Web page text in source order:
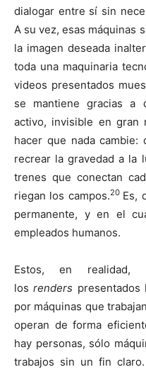
dialogar entre sí sin
A su vez, esas máquinas
la imagen deseada
toda una maquinaria
videos presentados
se mantiene gracias a
activo, invisible en gran
hacer que nada
recrear la gravedad a la
trenes que conectan
riegan los campos.20 Es,
permanente, y en el
empleados humanos.
Estos, en realidad,
losrenders presentados
por máquinas que
operan de forma
hay personas, sólo
trabajos sin un fin